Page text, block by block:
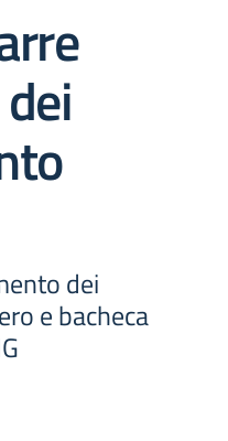
dei
e bacheca